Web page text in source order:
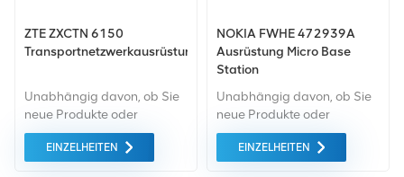
ZTE ZXCTN 6150
Transportnetzwerkausrüstung
Unabhängig davon, ob Sie
neue Produkte oder
renovierte Produkte
benötigen, ist eine
EINZELHEITEN
NOKIA FWHE 472939A
Ausrüstung Micro Base
Station
Unabhängig davon, ob Sie
neue Produkte oder
renovierte Produkte
benötigen, ist eine
EINZELHEITEN